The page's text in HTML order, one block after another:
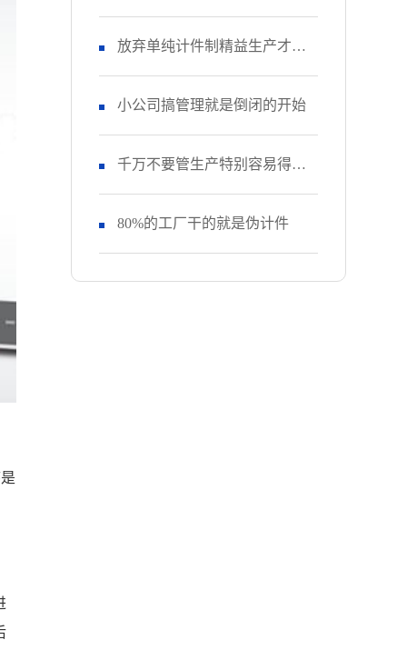
个致命坑
放弃单纯计件制精益生产才能
真落地
小公司搞管理就是倒闭的开始
千万不要管生产特别容易得高
血压
80%的工厂干的就是伪计件